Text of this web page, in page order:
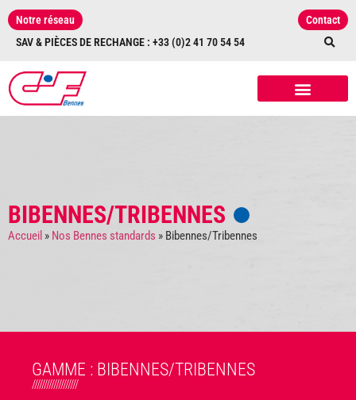
Notre réseau
Contact
SAV & PIÈCES DE RECHANGE : +33 (0)2 41 70 54 54
BIBENNES/TRIBENNES
Accueil » Nos Bennes standards » Bibennes/Tribennes
GAMME : BIBENNES/TRIBENNES
///////////////////